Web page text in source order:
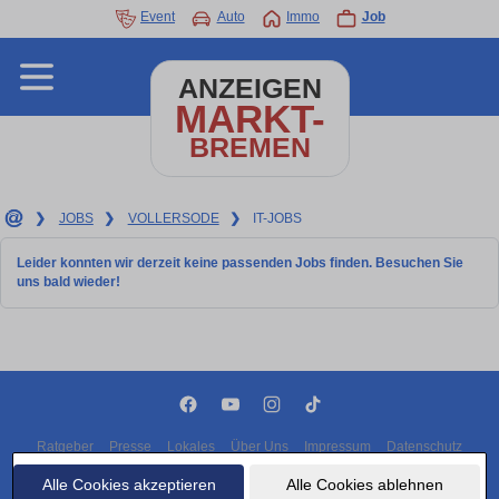
Alle Cookies akzeptieren Alle Cookies ablehnen
Event Auto Immo Job
ANZEIGEN
MARKT-
BREMEN
❯ JOBS ❯ VOLLERSODE ❯ IT-JOBS
Leider konnten wir derzeit keine passenden Jobs finden. Besuchen Sie
uns bald wieder!
Ratgeber Presse Lokales Über Uns Impressum Datenschutz